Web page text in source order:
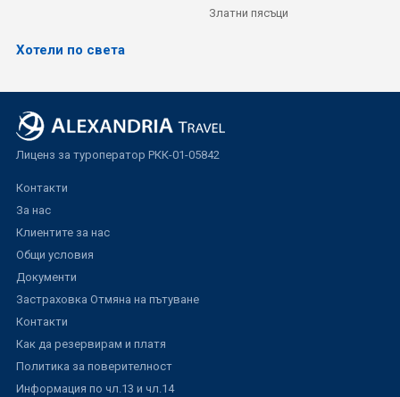
Златни пясъци
Хотели по света
Лиценз за туроператор РКК-01-05842
Контакти
За нас
Клиентите за нас
Общи условия
Документи
Застраховка Отмяна на пътуване
Контакти
Как да резервирам и платя
Политика за поверителност
Информация по чл.13 и чл.14